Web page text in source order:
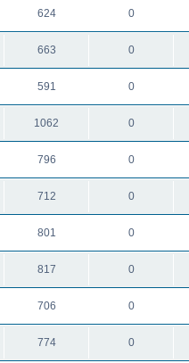
0
624
0
663
0
591
0
1062
0
796
0
712
0
801
0
817
0
706
0
774